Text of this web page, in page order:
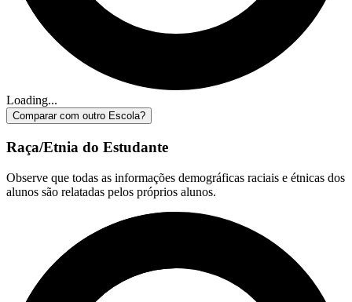
Loading...
Comparar com outro Escola?
Raça/Etnia do Estudante
Observe que todas as informações demográficas raciais e étnicas dos
alunos são relatadas pelos próprios alunos.